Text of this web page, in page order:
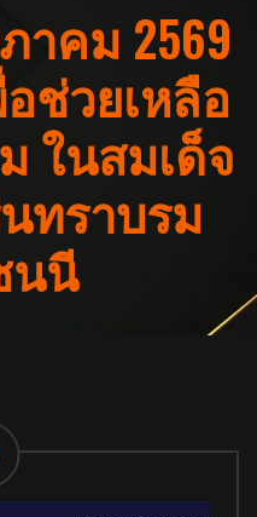
าคม 2569
ช่วยเหลือ
ในสมเด็จ
ทราบรม
นนี